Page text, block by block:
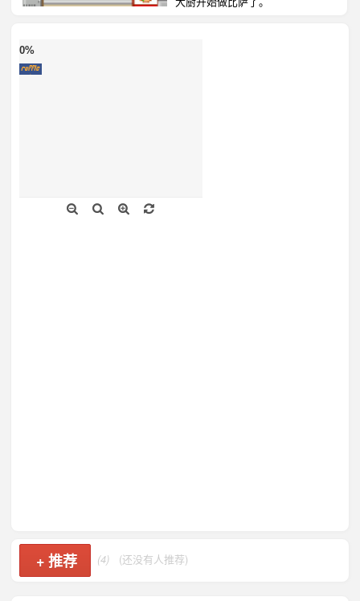
0%
+推荐 (4) (还没有人推荐)